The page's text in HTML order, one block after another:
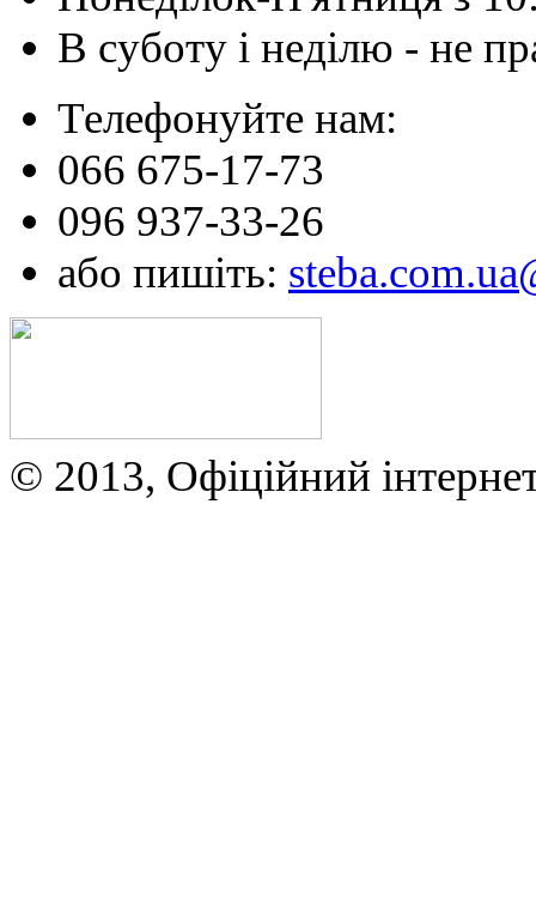
В суботу і неділю - не
Телефонуйте нам:
066 675-17-73
096 937-33-26
або пишіть:
© 2013, Офіційний